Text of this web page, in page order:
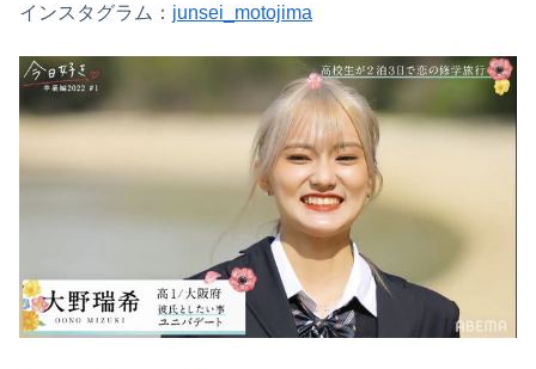
インスタグラム： junsei_motojima